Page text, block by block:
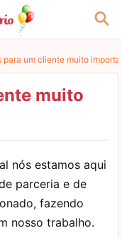
para um cliente muito
muito
nós estamos aqui
parceria e de
fazendo
nosso trabalho.